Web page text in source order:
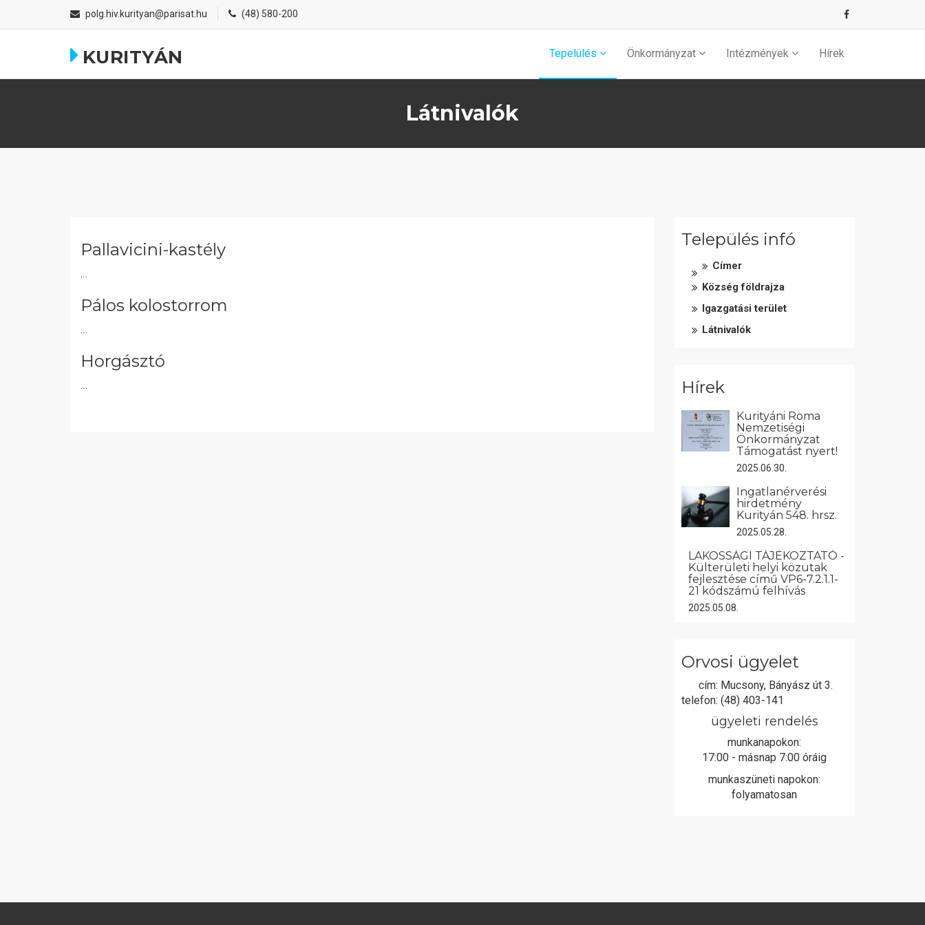
polg.hiv.kurityan@parisat.hu (48) 580-200
KURITYÁN Tepelülés Önkormányzat Intézmények Hírek
Látnivalók
Pallavicini-kastély
...
Pálos kolostorrom
...
Horgásztó
...
Település infó
Címer
Község földrajza
Igazgatási terület
Látnivalók
Hírek
Kurityáni Roma
Nemzetiségi
Önkormányzat
Támogatást nyert!
2025.06.30.
Ingatlanérverési
hirdetmény
Kurityán 548. hrsz.
2025.05.28.
LAKOSSÁGI TÁJÉKOZTATÓ -
Külterületi helyi közutak
fejlesztése című VP6-7.2.1.1-
21 kódszámú felhívás
2025.05.08.
Orvosi ügyelet
cím: Mucsony, Bányász út 3.
telefon: (48) 403-141
ügyeleti rendelés
munkanapokon:
17:00 - másnap 7:00 óráig
munkaszüneti napokon:
folyamatosan